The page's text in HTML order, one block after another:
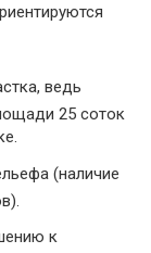
ведь
25 соток
(наличие
к